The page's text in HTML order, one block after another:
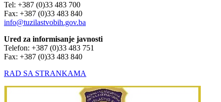
Tel: +387 (0)33 483 700
Fax: +387 (0)33 483 840
info@tuzilastvobih.gov.ba
Ured za informisanje javnosti
Telefon: +387 (0)33 483 751
Fax: +387 (0)33 483 840
RAD SA STRANKAMA